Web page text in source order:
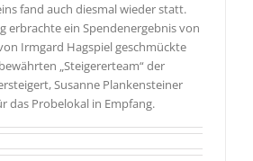
fand auch diesmal wieder statt.
erbrachte ein Spendenergebnis von
Irmgard Hagspiel geschmückte
„Steigererteam“ der
Susanne Plankensteiner
das Probelokal in Empfang.